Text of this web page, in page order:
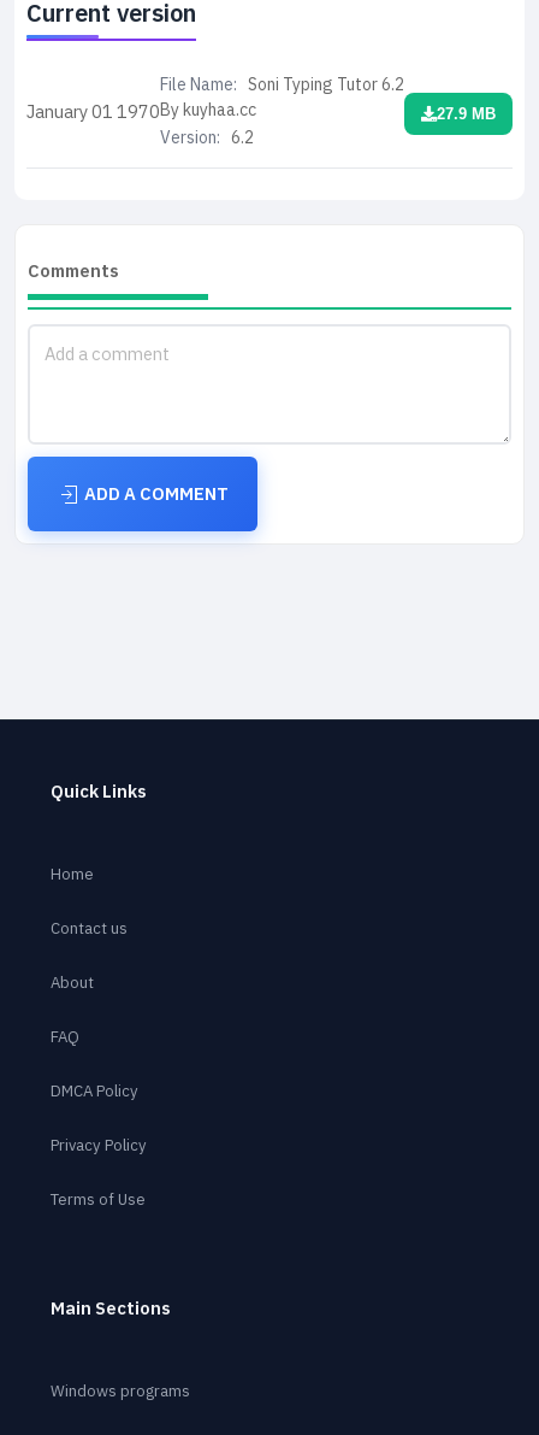
Current version
January 011970
File Name: Soni Typing Tutor 6.2
By kuyhaa.cc
Version: 6.2
27.9 MB
Comments
ADD A COMMENT
Quick Links
Home
Contact us
About
FAQ
DMCA Policy
Privacy Policy
Terms of Use
Main Sections
Windows programs